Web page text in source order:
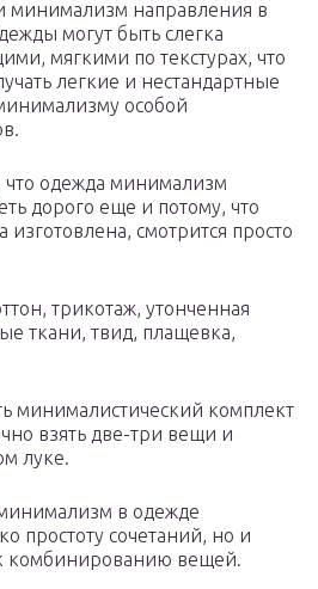
минимализм направления в
могут быть слегка
мягкими по текстурах, что
легкие и нестандартные
особой
что одежда минимализм
дорого еще и потому, что
смотрится просто
трикотаж, утонченная
ткани, твид, плащевка,
минималистический комплект
взять две-три вещи и
луке.
в одежде
простоту сочетаний, но и
комбинированию вещей.